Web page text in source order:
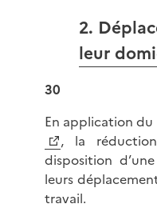
2.
leur
30
En application du
, la
disposition
leurs
travail.